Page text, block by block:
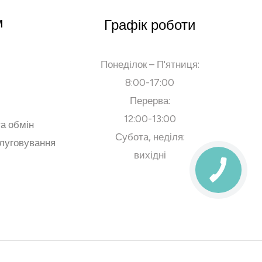
обмін
Графік роботи
Понеділок – П'ятниця:
8:00-17:00
Перерва:
12:00-13:00
Субота, неділя:
вихідні